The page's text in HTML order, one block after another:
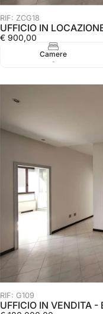
RIF: ZCG18
UFFICIO IN
€ 900,00
Camere
-
RIF: G109
UFFICIO IN VENDITA -